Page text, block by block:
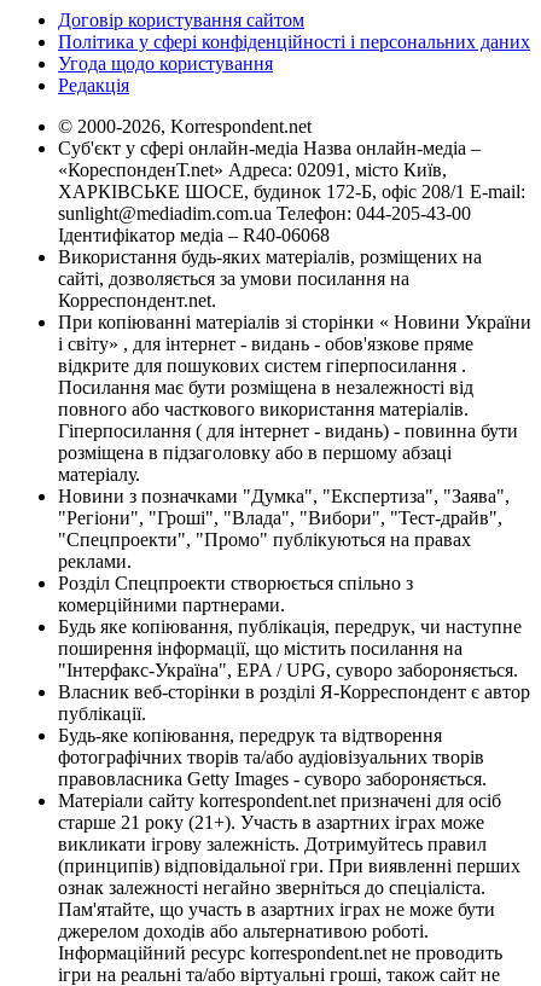
Договір користування сайтом
Політика у сфері конфіденційності і персональних даних
Угода щодо користування
Редакція
© 2000-2026, Korrespondent.net
Суб'єкт у сфері онлайн-медіа Назва онлайн-медіа –
«КореспонденТ.net» Адреса: 02091, місто Київ,
ХАРКІВСЬКЕ ШОСЕ, будинок 172-Б, офіс 208/1 E-mail:
sunlight@mediadim.com.ua Телефон: 044-205-43-00
Ідентифікатор медіа – R40-06068
Використання будь-яких матеріалів, розміщених на
сайті, дозволяється за умови посилання на
Корреспондент.net.
При копіюванні матеріалів зі сторінки « Новини України
і світу» , для інтернет - видань - обов'язкове пряме
відкрите для пошукових систем гіперпосилання .
Посилання має бути розміщена в незалежності від
повного або часткового використання матеріалів.
Гіперпосилання ( для інтернет - видань) - повинна бути
розміщена в підзаголовку або в першому абзаці
матеріалу.
Новини з позначками "Думка", "Експертиза", "Заява",
"Регіони", "Гроші", "Влада", "Вибори", "Тест-драйв",
"Спецпроекти", "Промо" публікуються на правах
реклами.
Розділ Спецпроекти створюється спільно з
комерційними партнерами.
Будь яке копіювання, публікація, передрук, чи наступне
поширення інформації, що містить посилання на
"Інтерфакс-Україна", EPA / UPG, суворо забороняється.
Власник веб-сторінки в розділі Я-Корреспондент є автор
публікації.
Будь-яке копіювання, передрук та відтворення
фотографічних творів та/або аудіовізуальних творів
правовласника Getty Images - суворо забороняється.
Матеріали сайту korrespondent.net призначені для осіб
старше 21 року (21+). Участь в азартних іграх може
викликати ігрову залежність. Дотримуйтесь правил
(принципів) відповідальної гри. При виявленні перших
ознак залежності негайно зверніться до спеціаліста.
Пам'ятайте, що участь в азартних іграх не може бути
джерелом доходів або альтернативою роботі.
Інформаційний ресурс korrespondent.net не проводить
ігри на реальні та/або віртуальні гроші, також сайт не